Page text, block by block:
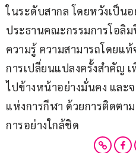
ในระดับสากล โดยหวังเป็นอ
ประธานคณะกรรมการโอลิ
ความรู้ ความสามารถโดยแ
การเปลี่ยนแปลงครั้งสำคัญ
ไปข้างหน้าอย่างมั่นคง แล
แห่งการกีฬา ด้วยการติดตา
การอย่างใกล้ชิด